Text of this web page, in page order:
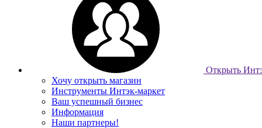
Открыть
Хочу открыть магазин
Инструменты Интэк-маркет
Ваш успешный бизнес
Информация
Наши партнеры!